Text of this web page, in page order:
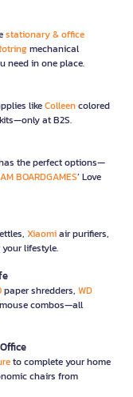
stationary & office
mechanical
need in one place.
likeColleencolored
at B2S.
the perfect options—
BOARDGAMES’ Love
Xiaomiair purifiers,
lifestyle.
paper shredders, WD
combos—all
to complete your home
chairs from